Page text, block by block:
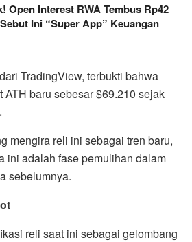
Open Interest RWA Tembus Rp42
Ini “Super App” Keuangan
TradingView, terbukti bahwa
ATH baru sebesar $69.210 sejak
mengira reli ini sebagai tren baru,
ini adalah fase pemulihan dalam
sebelumnya.
reli saat ini sebagai gelombang